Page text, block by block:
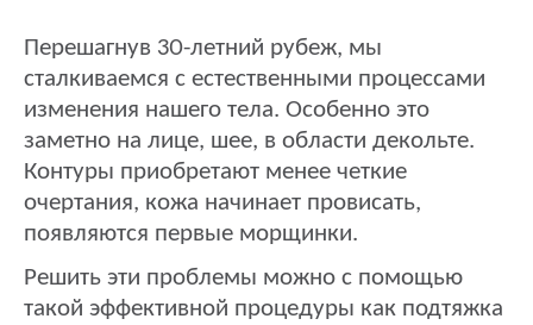
Перешагнув 30-летний рубеж, мы
сталкиваемся с естественными процессами
изменения нашего тела. Особенно это
заметно на лице, шее, в области декольте.
Контуры приобретают менее четкие
очертания, кожа начинает провисать,
появляются первые морщинки.
Решить эти проблемы можно с помощью
такой эффективной процедуры как подтяжка